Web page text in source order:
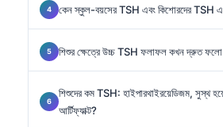
কেন স্কুল-বয়সের TSH এবং কিশোরদের TSH
শিশুর ক্ষেত্রে উচ্চ TSH ফলাফল কখন দ্রুত
শিশুদের কম TSH: হাইপারথাইরয়েডিজম, সুস্থ
আর্টিফ্যাক্ট?